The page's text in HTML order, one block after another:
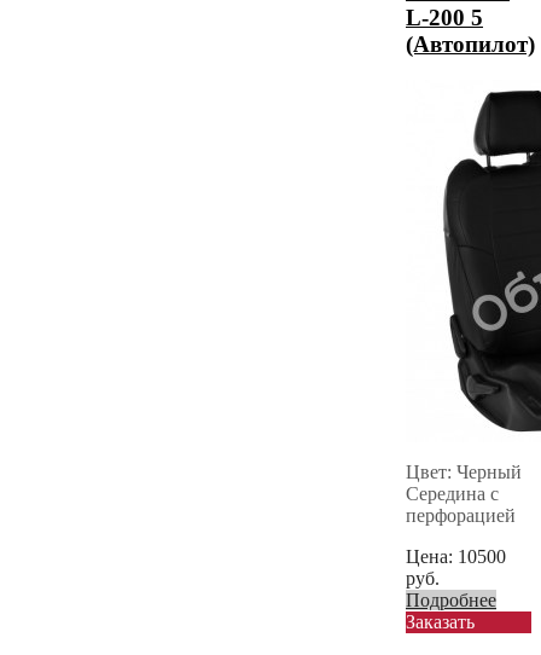
L-200 5
(Автопилот)
Цвет: Черный
Середина с
перфорацией
Цена: 10500
руб.
Подробнее
Заказать